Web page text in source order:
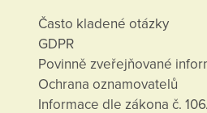
Často kladené otázky
GDPR
Povinně zveřejňované
Ochrana oznamovatelů
Informace dle zákona č.